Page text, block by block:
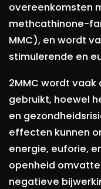
overeenkomsten
methcathinone-
MMC), en wordt
stimulerende en
2MMC wordt
gebruikt, hoewel
en
effecten kunnen
energie, euforie,
openheid
negatieve